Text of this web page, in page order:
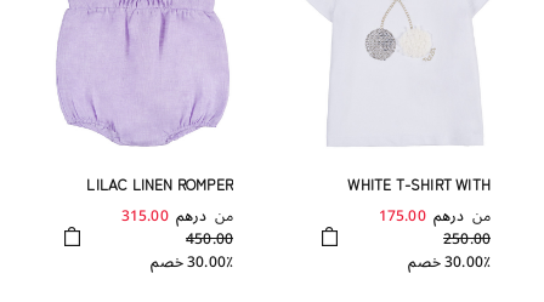
WHITE T-SHIRT WITH
من درهم 175.00
250.00
30.00٪ خصم
LILAC LINEN ROMPER
من درهم 315.00
450.00
30.00٪ خصم